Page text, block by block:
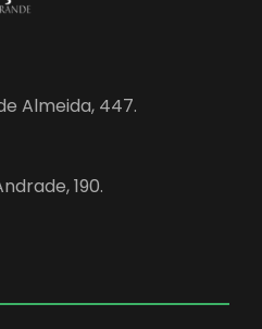
Almeida, 447.
190.